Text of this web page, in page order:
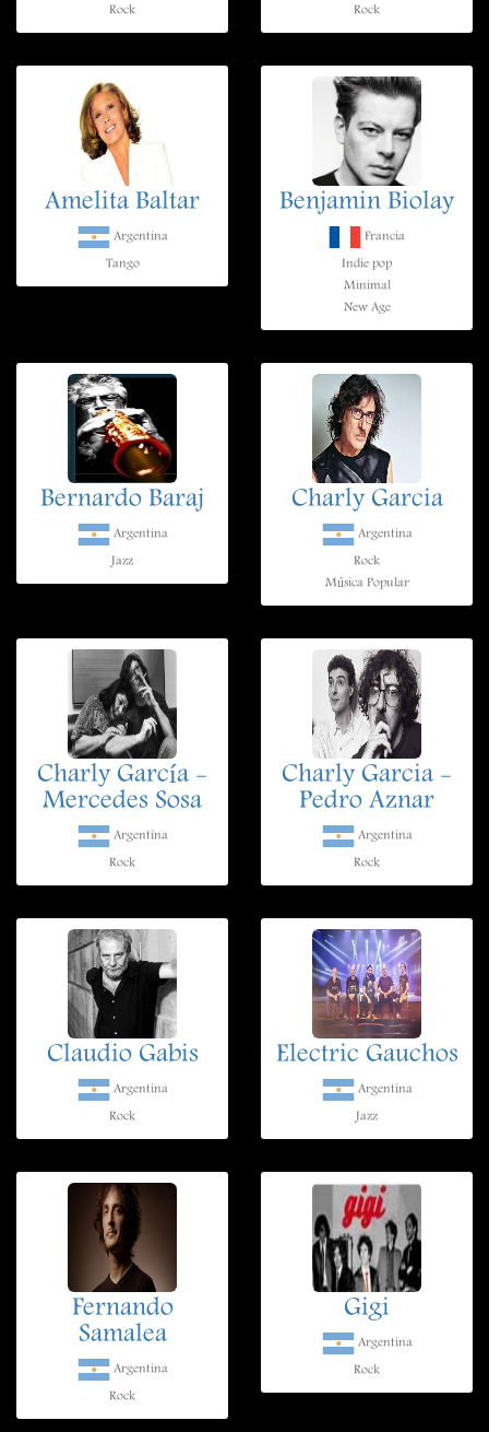
Rock
Rock
Amelita Baltar
Argentina
Tango
Benjamin Biolay
Francia
Indie pop
Minimal
New Age
Bernardo Baraj
Argentina
Jazz
Charly Garcia
Argentina
Rock
Música Popular
Charly García -
Mercedes Sosa
Argentina
Rock
Charly Garcia -
Pedro Aznar
Argentina
Rock
Claudio Gabis
Argentina
Rock
Electric Gauchos
Argentina
Jazz
Fernando
Samalea
Argentina
Rock
Gigi
Argentina
Rock